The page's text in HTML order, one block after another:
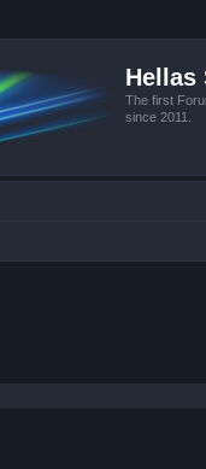
Hellas
The first
since 2011.